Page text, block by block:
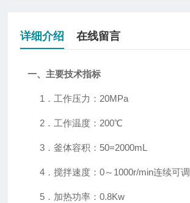
详细介绍 在线留言
一、主要技术指标
1．工作压力：20MPa
2．工作温度：200℃
3．釜体容积：50=2000mL
4．搅拌速度：0～1000r/min连续可调
5．加热功率：0.8Kw